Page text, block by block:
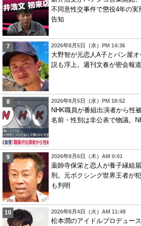
不同意性交事件で懲役4年の
告知
2026年8月5日（水）PM 14:36
大野智が元恋人A子とパン屋
説も浮上。週刊文春が密会報
2026年8月5日（水）PM 18:52
NHK職員が番組出演者から性
名前・性別は非公表で物議。
2026年8月6日（木）AM 0:01
薬師寺保栄と恋人が養子縁組
刑。元ボクシング世界王者が
も判明
2026年8月4日（火）AM 11:48
松本潤のアイドルプロデュー